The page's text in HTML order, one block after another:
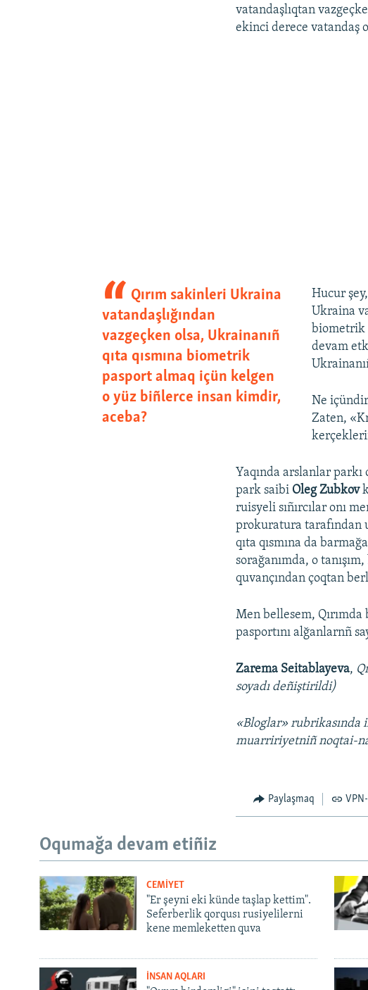
vatandaşlıqtan
ekinci derece vatandaş
Qırım sakinleri Ukraina
vatandaşlığından
vazgeçken olsa, Ukrainanıñ
qıta qısmına biometrik
pasport almaq içün kelgen
o yüz biñlerce insan kimdir,
aceba?
Hucur
Ukraina
biometrik
devam
Ne
Zaten,
Yaqında arslanlar
park saibi Oleg Zubkov
ruisyeli sıñırcılar onı
prokuratura tarafından
qıta qısmına da
sorağanımda, o
quvançından çoqtan
Men bellesem,
pasportını alğanlarnñ
Zarema Seitablayeva,
soyadı deñiştirildi)
«Bloglar» rubrikasında
muarririyetniñ noqtai-
Paylaşmaq
Oqumağa devam etiñiz
CEMİYET
"Er şeyni eki künde taşlap kettim".
Seferberlik qorqusı rusiyelilerni
kene memleketten quva
İNSAN AQLARI